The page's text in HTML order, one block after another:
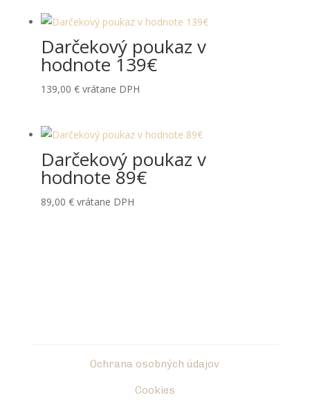
Darčekový poukaz v
hodnote 139€
139,00 € vrátane DPH
Darčekový poukaz v
hodnote 89€
89,00 € vrátane DPH
Ochrana osobných údajov
Cookies